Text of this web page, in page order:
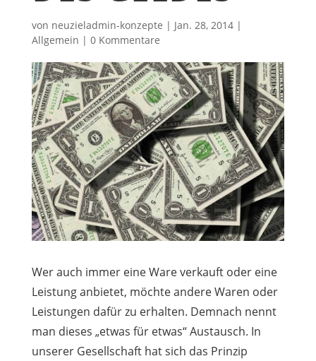
von neuzieladmin-konzepte | Jan. 28, 2014|
Allgemein | 0 Kommentare
Wer auch immer eine Ware verkauft oder eine
Leistung anbietet, möchte andere Waren oder
Leistungen dafür zu erhalten. Demnach nennt
man dieses „etwas für etwas“ Austausch. In
unserer Gesellschaft hat sich das Prinzip